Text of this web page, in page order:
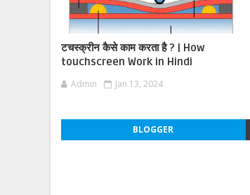
टचस्क्रीन कैसे काम करता है ? | How
touchscreen Work in Hindi
Admin Jan 13, 2024
BLOGGER